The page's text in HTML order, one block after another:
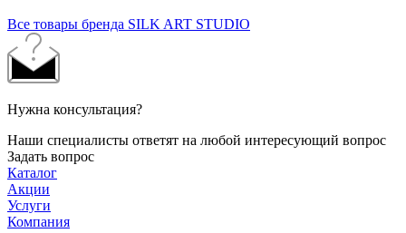
Все товары бренда SILK ART STUDIO
Нужна консультация?
Наши специалисты ответят на любой интересующий вопрос
Задать вопрос
Каталог
Акции
Услуги
Компания